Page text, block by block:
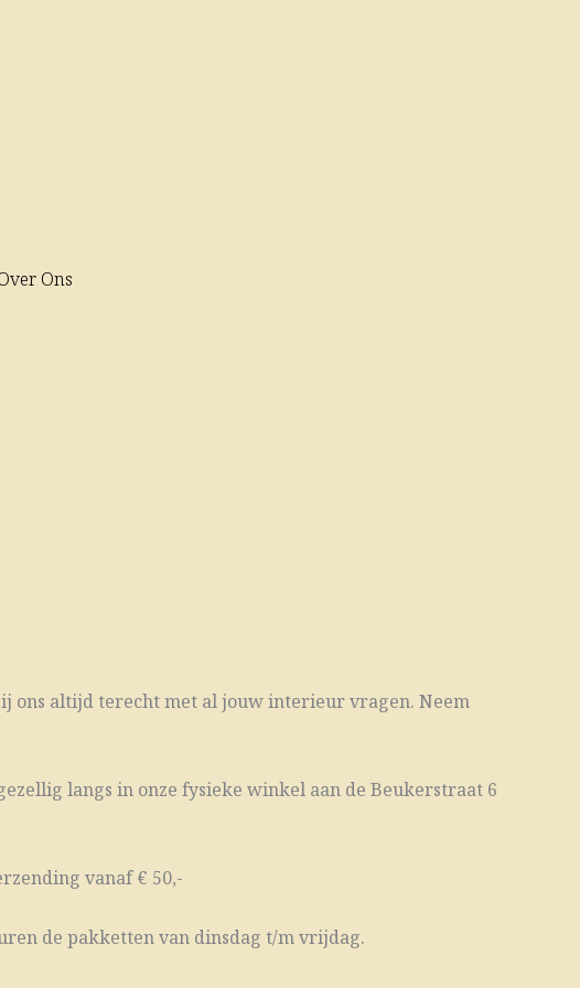
Ons
ons altijd terecht met al jouw interieur vragen. Neem
langs in onze fysieke winkel aan de Beukerstraat 6
vanaf € 50,-
de pakketten van dinsdag t/m vrijdag.